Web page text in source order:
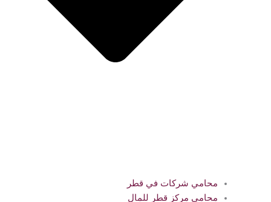
محامي شركات في قطر
محامي مركز قطر للمال